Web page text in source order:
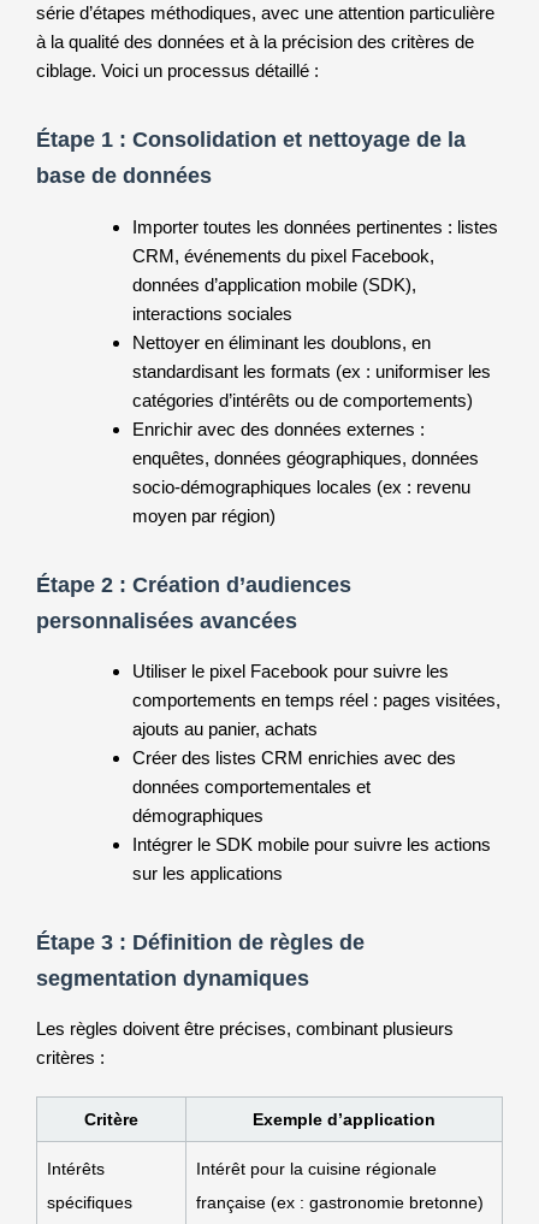
série d’étapes méthodiques, avec une attention particulière
à la qualité des données et à la précision des critères de
ciblage. Voici un processus détaillé :
Étape 1 : Consolidation et nettoyage de la
base de données
Importer toutes les données pertinentes : listes
CRM, événements du pixel Facebook,
données d’application mobile (SDK),
interactions sociales
Nettoyer en éliminant les doublons, en
standardisant les formats (ex : uniformiser les
catégories d’intérêts ou de comportements)
Enrichir avec des données externes :
enquêtes, données géographiques, données
socio-démographiques locales (ex : revenu
moyen par région)
Étape 2 : Création d’audiences
personnalisées avancées
Utiliser le pixel Facebook pour suivre les
comportements en temps réel : pages visitées,
ajouts au panier, achats
Créer des listes CRM enrichies avec des
données comportementales et
démographiques
Intégrer le SDK mobile pour suivre les actions
sur les applications
Étape 3 : Définition de règles de
segmentation dynamiques
Les règles doivent être précises, combinant plusieurs
critères :
Critère Exemple d’application
Intérêts
spécifiques
Intérêt pour la cuisine régionale
française (ex : gastronomie bretonne)